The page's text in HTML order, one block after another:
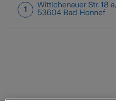
1
Wittichenauer Str. 18 a,
53604 Bad Honnef